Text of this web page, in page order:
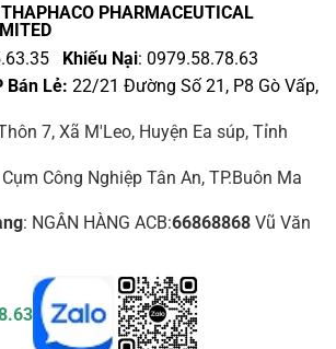
PHARMACEUTICAL
Khiếu Nại: 0979.58.78.63
Bán Lẻ: 22/21 Đường Số 21, P8 Gò Vấp,
7, Xã M'Leo, Huyện Ea súp, Tỉnh
Cụm Công Nghiệp Tân An, TP.Buôn Ma
: NGÂN HÀNG ACB:66868868Vũ Văn